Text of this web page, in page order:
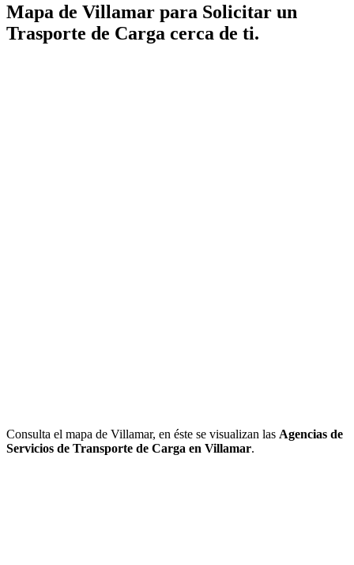
Mapa de Villamar para Solicitar un
Trasporte de Carga cerca de ti.
Consulta el mapa de Villamar, en éste se visualizan las Agencias de
Servicios de Transporte de Carga en Villamar.